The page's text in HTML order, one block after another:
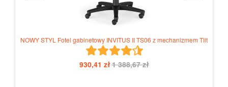
NOWY STYL Fotel gabinetowy INVITUS II TS06 z mechanizmem Tilt
930,41 zł1 388,67 zł